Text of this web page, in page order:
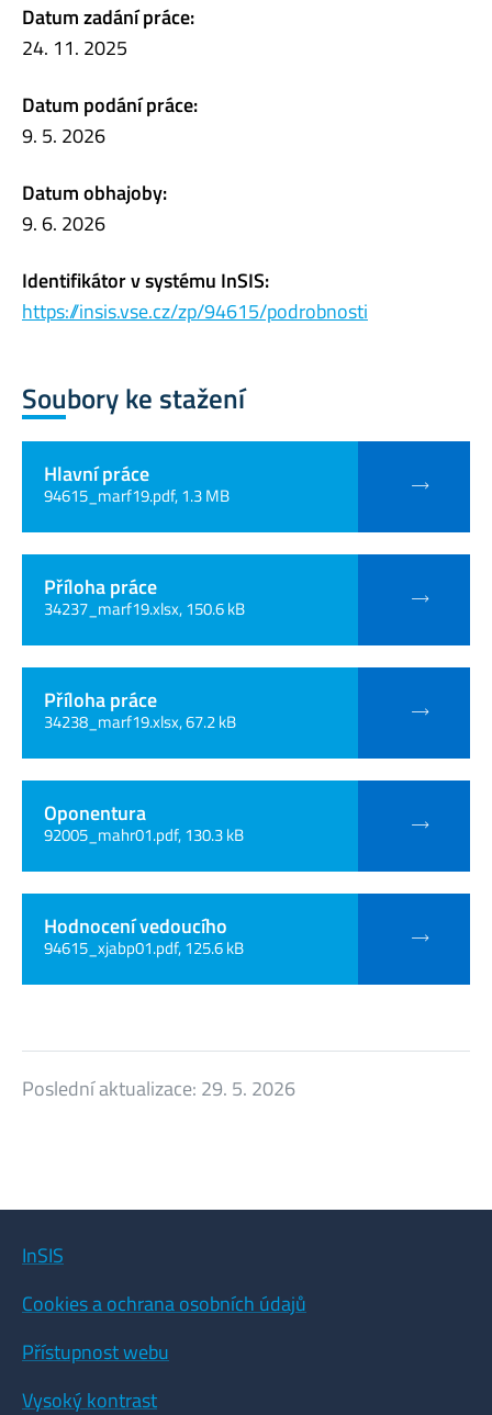
Datum zadání práce:
24. 11. 2025
Datum podání práce:
9. 5. 2026
Datum obhajoby:
9. 6. 2026
Identifikátor v systému InSIS:
https://insis.vse.cz/zp/94615/podrobnosti
Soubory ke stažení
Hlavní práce
94615_marf19.pdf, 1.3 MB
Příloha práce
34237_marf19.xlsx, 150.6 kB
Příloha práce
34238_marf19.xlsx, 67.2 kB
Oponentura
92005_mahr01.pdf, 130.3 kB
Hodnocení vedoucího
94615_xjabp01.pdf, 125.6 kB
Poslední aktualizace: 29. 5. 2026
InSIS
Cookies a ochrana osobních údajů
Přístupnost webu
Vysoký kontrast